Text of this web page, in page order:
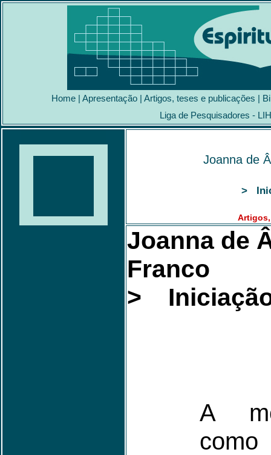
Home | Apresentação | Artigos, teses e publicações |
Liga de Pesquisadores -
Joanna de
>
Joanna de
Franco
>
A